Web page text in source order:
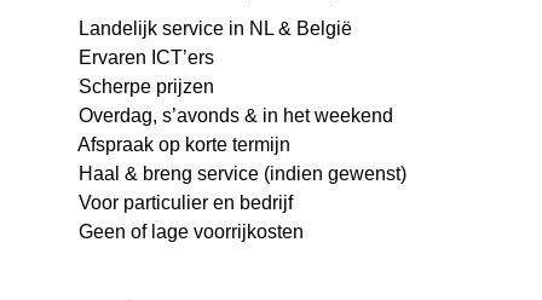
Landelijk service in NL & België
Ervaren ICT’ers
Scherpe prijzen
Overdag, s’avonds & in het weekend
Afspraak op korte termijn
Haal & breng service (indien gewenst)
Voor particulier en bedrijf
Geen of lage voorrijkosten